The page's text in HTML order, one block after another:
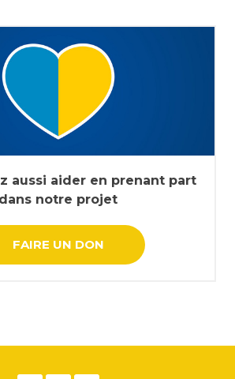
aussi aider en prenant part
dans notre projet
FAIRE UN DON